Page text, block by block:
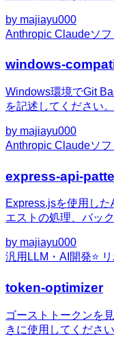
by majiayu000
Anthropic Claudeソ
windows-
Windows環境でGit
を記述してください。
by majiayu000
Anthropic Claudeソ
express-api-
Express.jsを使用し
エストの処理、バッ
by majiayu000
汎用 LLM・AI開発⭐
token-optimizer
ゴーストトークンを
きに使用してください